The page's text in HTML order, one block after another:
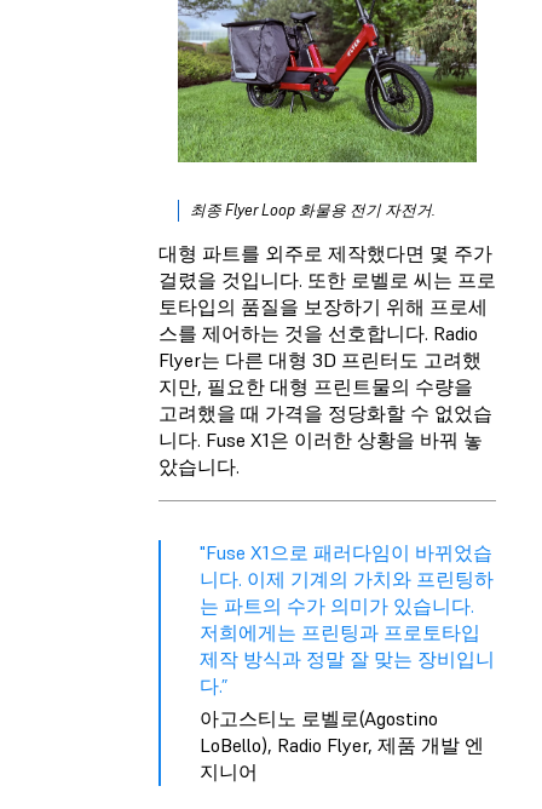
최종 Flyer Loop 화물용 전기 자전거.
대형 파트를 외주로 제작했다면 몇 주가
걸렸을 것입니다. 또한 로벨로 씨는 프로
토타입의 품질을 보장하기 위해 프로세
스를 제어하는 것을 선호합니다. Radio
Flyer는 다른 대형 3D 프린터도 고려했
지만, 필요한 대형 프린트물의 수량을
고려했을 때 가격을 정당화할 수 없었습
니다. Fuse X1은 이러한 상황을 바꿔 놓
았습니다.
"Fuse X1으로 패러다임이 바뀌었습
니다. 이제 기계의 가치와 프린팅하
는 파트의 수가 의미가 있습니다.
저희에게는 프린팅과 프로토타입
제작 방식과 정말 잘 맞는 장비입니
다.”
아고스티노 로벨로(Agostino
LoBello), Radio Flyer, 제품 개발 엔
지니어